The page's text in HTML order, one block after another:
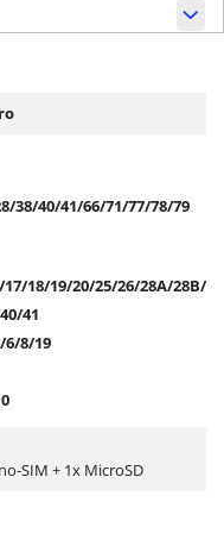
38/40/41/66/71/77/78/79
18/19/20/25/26/28A/28B/
41
6/8/19
SIM + 1x MicroSD